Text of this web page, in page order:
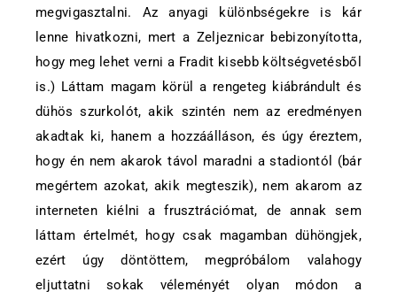
megvigasztalni. Az anyagi különbségekre is kár
lenne hivatkozni, mert a Zeljeznicar bebizonyította,
hogy meg lehet verni a Fradit kisebb költségvetésből
is.) Láttam magam körül a rengeteg kiábrándult és
dühös szurkolót, akik szintén nem az eredményen
akadtak ki, hanem a hozzáálláson, és úgy éreztem,
hogy én nem akarok távol maradni a stadiontól (bár
megértem azokat, akik megteszik), nem akarom az
interneten kiélni a frusztrációmat, de annak sem
láttam értelmét, hogy csak magamban dühöngjek,
ezért úgy döntöttem, megpróbálom valahogy
eljuttatni sokak véleményét olyan módon a